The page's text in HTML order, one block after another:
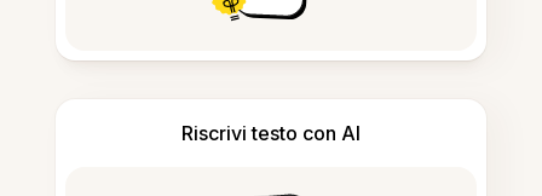
Riscrivi testo con AI